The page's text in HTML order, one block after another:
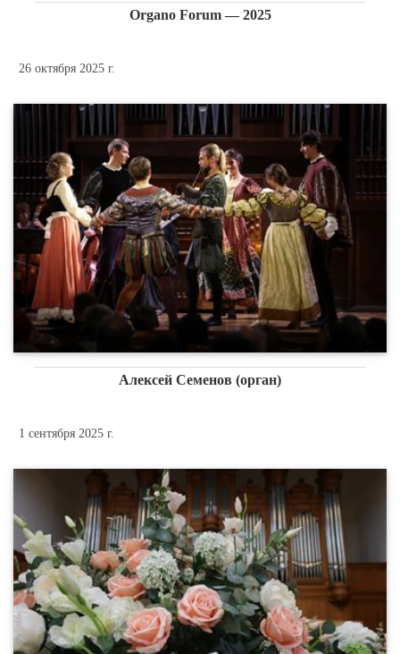
Organo Forum — 2025
26 октября 2025 г.
Алексей Семенов (орган)
1 сентября 2025 г.